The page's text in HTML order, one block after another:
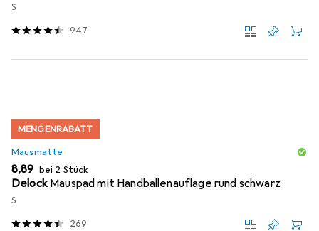
S
947
MENGENRABATT
Mausmatte
EUR
8,89 bei 2 Stück
Delock Mauspad mit Handballenauflage rund schwarz
S
269